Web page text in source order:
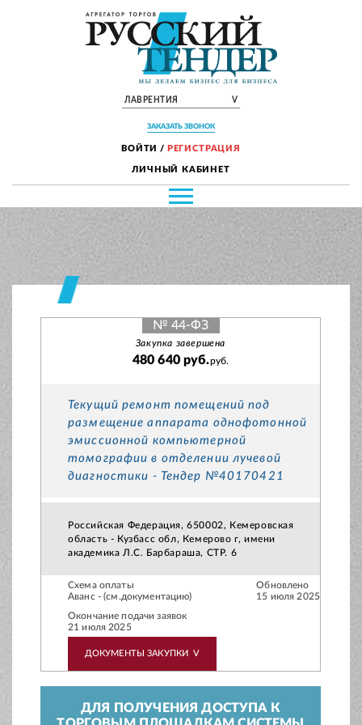
ЛАВРЕНТИЯ V
ЗАКАЗАТЬ ЗВОНОК
ВОЙТИ / РЕГИСТРАЦИЯ
ЛИЧНЫЙ КАБИНЕТ
№ 44-ФЗ
Закупка завершена
480 640 руб.руб.
Текущий ремонт помещений под
размещение аппарата однофотонной
эмиссионной компьютерной
томографии в отделении лучевой
диагностики - Тендер №40170421
Российская Федерация, 650002, Кемеровская
область - Кузбасс обл, Кемерово г, имени
академика Л.С. Барбараша, СТР. 6
Схема оплаты
Аванс - (см.документацию)
Обновлено
15 июля 2025
Окончание подачи заявок
21 июля 2025
ДОКУМЕНТЫ ЗАКУПКИ V
ДЛЯ ПОЛУЧЕНИЯ ДОСТУПА К